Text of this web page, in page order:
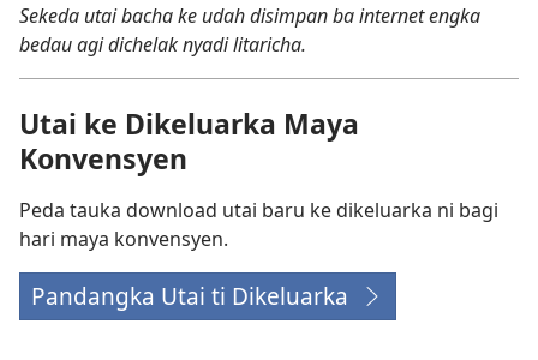
Nginjil
Saksi-
Saksi
di
Serata
2025
Jehovah
di
Serata
2025
Sekeda utai bacha ke udah disimpan ba internet engka
bedau agi dichelak nyadi litaricha.
Utai ke Dikeluarka Maya
Konvensyen
Peda tauka download utai baru ke dikeluarka ni bagi
hari maya konvensyen.
Pandangka Utai ti Dikeluarka